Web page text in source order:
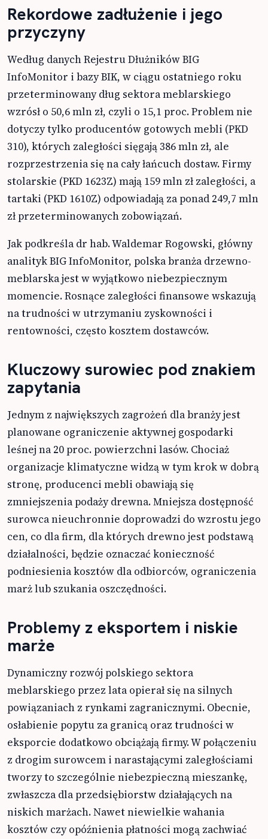
Rekordowe zadłużenie i jego
przyczyny
Według danych Rejestru Dłużników BIG
InfoMonitor i bazy BIK, w ciągu ostatniego roku
przeterminowany dług sektora meblarskiego
wzrósł o 50,6 mln zł, czyli o 15,1 proc. Problem nie
dotyczy tylko producentów gotowych mebli (PKD
310), których zaległości sięgają 386 mln zł, ale
rozprzestrzenia się na cały łańcuch dostaw. Firmy
stolarskie (PKD 1623Z) mają 159 mln zł zaległości, a
tartaki (PKD 1610Z) odpowiadają za ponad 249,7 mln
zł przeterminowanych zobowiązań.
Jak podkreśla dr hab. Waldemar Rogowski, główny
analityk BIG InfoMonitor, polska branża drzewno-
meblarska jest w wyjątkowo niebezpiecznym
momencie. Rosnące zaległości finansowe wskazują
na trudności w utrzymaniu zyskowności i
rentowności, często kosztem dostawców.
Kluczowy surowiec pod znakiem
zapytania
Jednym z największych zagrożeń dla branży jest
planowane ograniczenie aktywnej gospodarki
leśnej na 20 proc. powierzchni lasów. Chociaż
organizacje klimatyczne widzą w tym krok w dobrą
stronę, producenci mebli obawiają się
zmniejszenia podaży drewna. Mniejsza dostępność
surowca nieuchronnie doprowadzi do wzrostu jego
cen, co dla firm, dla których drewno jest podstawą
działalności, będzie oznaczać konieczność
podniesienia kosztów dla odbiorców, ograniczenia
marż lub szukania oszczędności.
Problemy z eksportem i niskie
marże
Dynamiczny rozwój polskiego sektora
meblarskiego przez lata opierał się na silnych
powiązaniach z rynkami zagranicznymi. Obecnie,
osłabienie popytu za granicą oraz trudności w
eksporcie dodatkowo obciążają firmy. W połączeniu
z drogim surowcem i narastającymi zaległościami
tworzy to szczególnie niebezpieczną mieszankę,
zwłaszcza dla przedsiębiorstw działających na
niskich marżach. Nawet niewielkie wahania
kosztów czy opóźnienia płatności mogą zachwiać